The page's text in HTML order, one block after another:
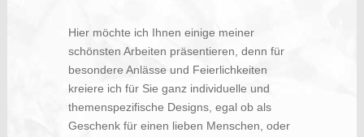
Hier möchte ich Ihnen einige meiner
schönsten Arbeiten präsentieren, denn für
besondere Anlässe und Feierlichkeiten
kreiere ich für Sie ganz individuelle und
themenspezifische Designs, egal ob als
Geschenk für einen lieben Menschen, oder